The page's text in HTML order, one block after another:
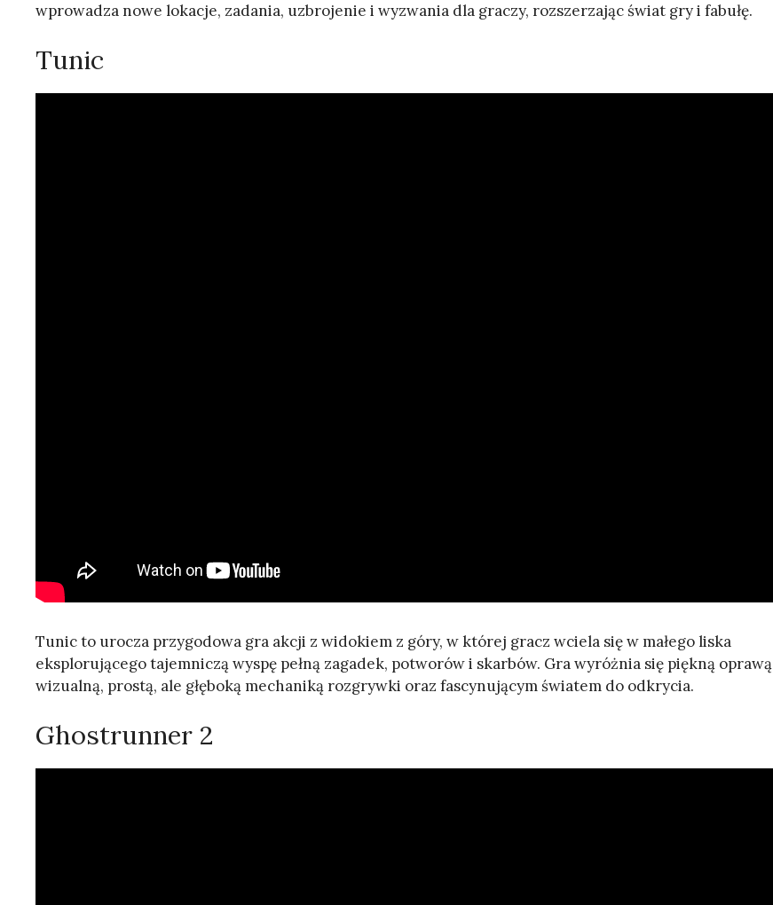
wprowadza nowe lokacje, zadania, uzbrojenie i wyzwania dla graczy, rozszerzając świat gry i fabułę.
Tunic
Tunic to urocza przygodowa gra akcji z widokiem z góry, w której gracz wciela się w małego liska
eksplorującego tajemniczą wyspę pełną zagadek, potworów i skarbów. Gra wyróżnia się piękną oprawą
wizualną, prostą, ale głęboką mechaniką rozgrywki oraz fascynującym światem do odkrycia.
Ghostrunner 2